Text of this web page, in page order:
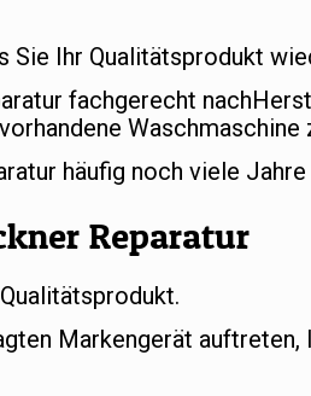
Sie Ihr Qualitätsprodukt
fachgerecht
häufig noch viele
Reparatur
Markengerät auftreten,